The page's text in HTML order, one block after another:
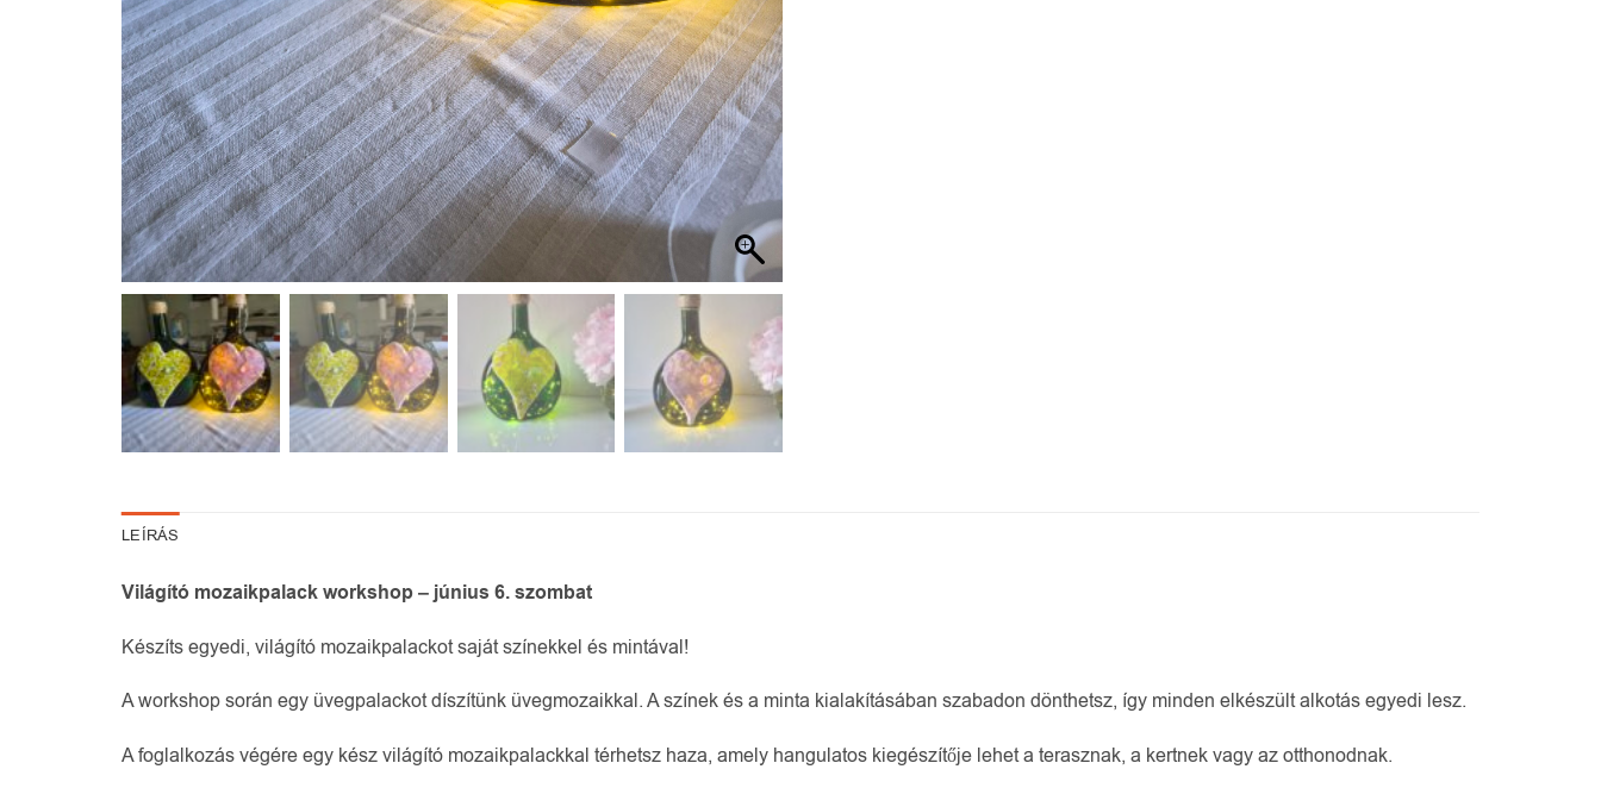
LEÍRÁS
Világító mozaikpalack workshop – június 6. szombat
Készíts egyedi, világító mozaikpalackot saját színekkel és mintával!
A workshop során egy üvegpalackot díszítünk üvegmozaikkal. A színek és a minta kialakításában szabadon dönthetsz, így minden elkészült alkotás egyedi lesz.
A foglalkozás végére egy kész világító mozaikpalackkal térhetsz haza, amely hangulatos kiegészítője lehet a terasznak, a kertnek vagy az otthonodnak.